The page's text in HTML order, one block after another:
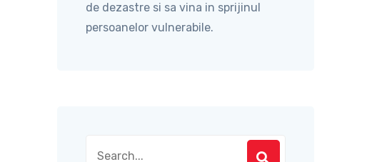
de dezastre si sa vina in sprijinul
persoanelor vulnerabile.